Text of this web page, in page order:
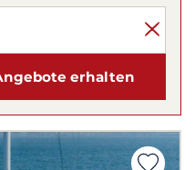
erhalten